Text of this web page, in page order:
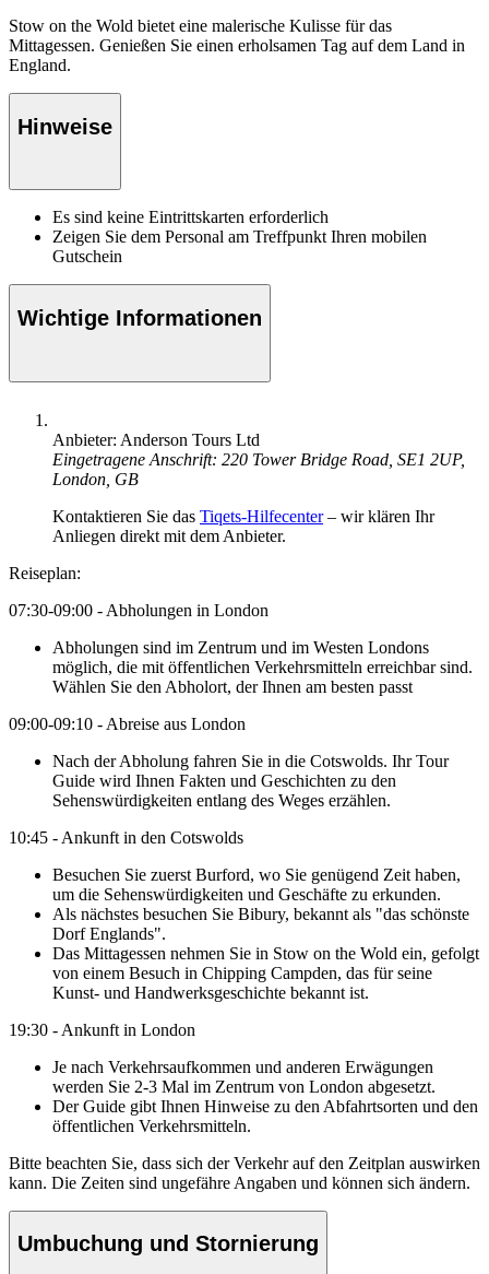
Stow on the Wold bietet eine malerische Kulisse für das
Mittagessen. Genießen Sie einen erholsamen Tag auf dem Land in
England.
Hinweise
Es sind keine Eintrittskarten erforderlich
Zeigen Sie dem Personal am Treffpunkt Ihren mobilen
Gutschein
Wichtige Informationen
Anbieter: Anderson Tours Ltd
Eingetragene Anschrift: 220 Tower Bridge Road, SE1 2UP,
London, GB
Kontaktieren Sie das Tiqets-Hilfecenter– wir klären Ihr
Anliegen direkt mit dem Anbieter.
Reiseplan:
07:30-09:00 - Abholungen in London
Abholungen sind im Zentrum und im Westen Londons
möglich, die mit öffentlichen Verkehrsmitteln erreichbar sind.
Wählen Sie den Abholort, der Ihnen am besten passt
09:00-09:10 - Abreise aus London
Nach der Abholung fahren Sie in die Cotswolds. Ihr Tour
Guide wird Ihnen Fakten und Geschichten zu den
Sehenswürdigkeiten entlang des Weges erzählen.
10:45 - Ankunft in den Cotswolds
Besuchen Sie zuerst Burford, wo Sie genügend Zeit haben,
um die Sehenswürdigkeiten und Geschäfte zu erkunden.
Als nächstes besuchen Sie Bibury, bekannt als "das schönste
Dorf Englands".
Das Mittagessen nehmen Sie in Stow on the Wold ein, gefolgt
von einem Besuch in Chipping Campden, das für seine
Kunst- und Handwerksgeschichte bekannt ist.
19:30 - Ankunft in London
Je nach Verkehrsaufkommen und anderen Erwägungen
werden Sie 2-3 Mal im Zentrum von London abgesetzt.
Der Guide gibt Ihnen Hinweise zu den Abfahrtsorten und den
öffentlichen Verkehrsmitteln.
Bitte beachten Sie, dass sich der Verkehr auf den Zeitplan auswirken
kann. Die Zeiten sind ungefähre Angaben und können sich ändern.
Umbuchung und Stornierung